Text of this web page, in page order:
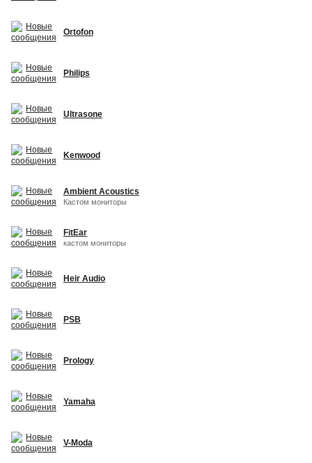
Ortofon
Philips
Ultrasone
Kenwood
Ambient Acoustics
Кастом мониторы
FitEar
кастом мониторы
Heir Audio
PSB
Prology
Yamaha
V-Moda